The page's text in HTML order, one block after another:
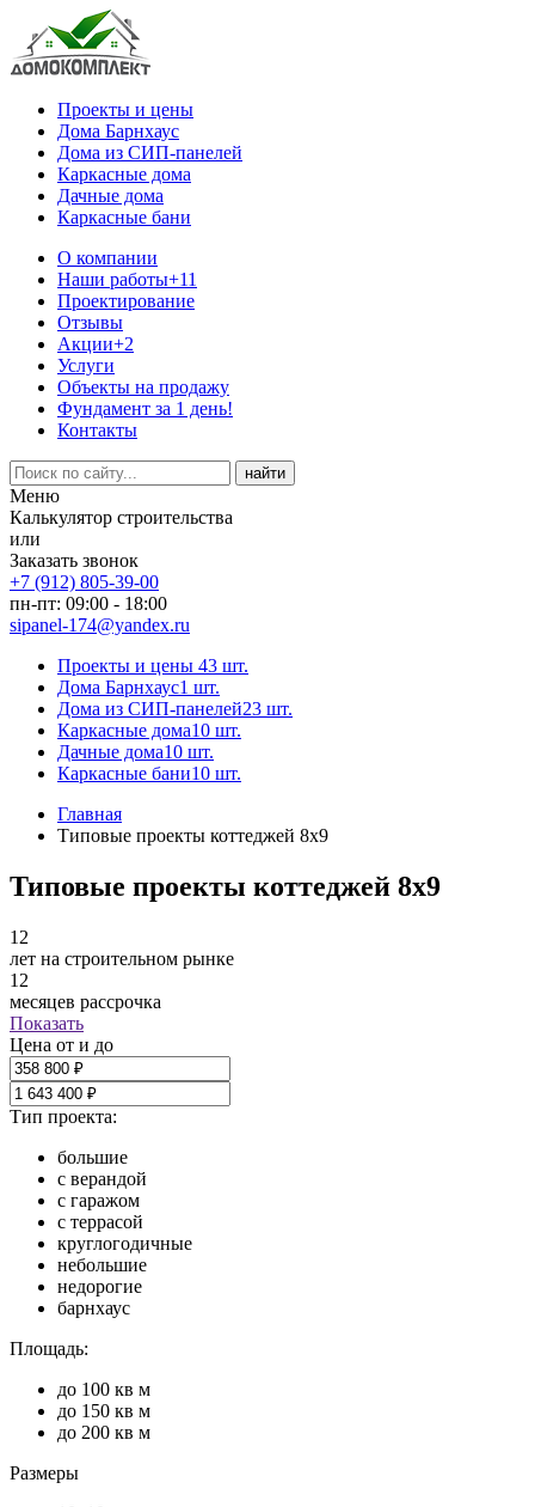
Проекты и цены
Дома Барнхаус
Дома из СИП-панелей
Каркасные дома
Дачные дома
Каркасные бани
О компании
Наши работы+11
Проектирование
Отзывы
Акции+2
Услуги
Объекты на продажу
Фундамент за 1 день!
Контакты
Меню
Калькулятор строительства
или
Заказать звонок
+7 (912) 805-39-00
пн-пт: 09:00 - 18:00
sipanel-174@yandex.ru
Проекты и цены 43 шт.
Дома Барнхаус1 шт.
Дома из СИП-панелей23 шт.
Каркасные дома10 шт.
Дачные дома10 шт.
Каркасные бани10 шт.
Главная
Типовые проекты коттеджей 8х9
Типовые проекты коттеджей 8х9
12
лет на строительном рынке
12
месяцев рассрочка
Показать
Цена от и до
Тип проекта:
большие
с верандой
с гаражом
с террасой
круглогодичные
небольшие
недорогие
барнхаус
Площадь:
до 100 кв м
до 150 кв м
до 200 кв м
Размеры